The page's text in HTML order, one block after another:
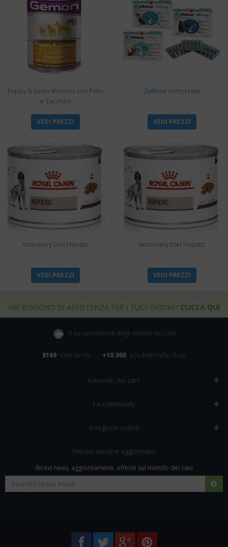
Puppy & Junior Bocconi con Pollo
e Tacchino
VEDI PREZZI
Zylkene compresse
VEDI PREZZI
Veterinary Diet Hepatic
VEDI PREZZI
Veterinary Diet Hepatic
VEDI PREZZI
HAI BISOGNO DI ASSISTENZA PER I TUOI ORDINI? CLICCA QUI
Il social network degli amanti dei cani
8169 cani iscritti +10.000 prodotti nello shop
Il mondo dei cani
Tutte le razze
La community
Home
Tutti i cani iscritti
Il negozio online
Negozio per cani
Spedizioni e resi
Rimani sempre aggiornato!
Ricevi news, aggiornamenti, offerte sul mondo dei cani